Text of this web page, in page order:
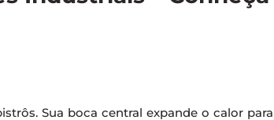
Sua boca central expande o calor para